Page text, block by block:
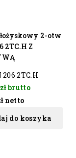
łożyskowy 2-otw
2TC.H Z
206 2TC.H
brutto
netto
do koszyka